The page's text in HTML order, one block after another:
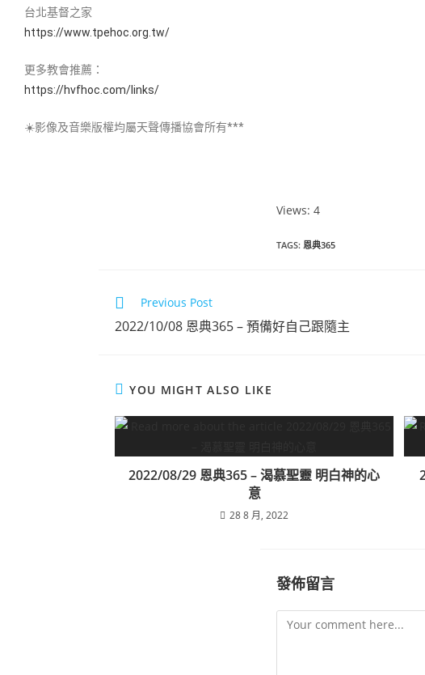
台北基督之家
https://www.tpehoc.org.tw/
更多教會推薦：
https://hvfhoc.com/links/
☀️影像及音樂版權均屬天聲傳播協會所有***
Views: 4
TAGS: 恩典365
Previous Post
2022/10/08 恩典365 – 預備好自己跟隨主
YOU MIGHT ALSO LIKE
2022/08/29 恩典365 – 渴慕聖靈 明白神的心
意
28 8 月, 2022
發佈留言